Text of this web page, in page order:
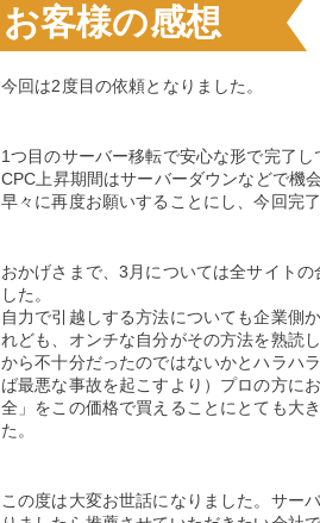
お客様の感想
今回は2度目の依頼となりました。
1つ目のサーバー移転で安心な形で完了
CPC上昇期間はサーバーダウンなどで機
早々に再度お願いすることにし、今回完
おかげさまで、3月については全サイト
した。
自力で引越しする方法についても企業側
れども、オンチな自分がその方法を熟読
から不十分だったのではないかとハラハ
ば最悪な事故を起こすより）プロの方に
全」をこの価格で買えることにとても大
た。
この度は大変お世話になりました。サー